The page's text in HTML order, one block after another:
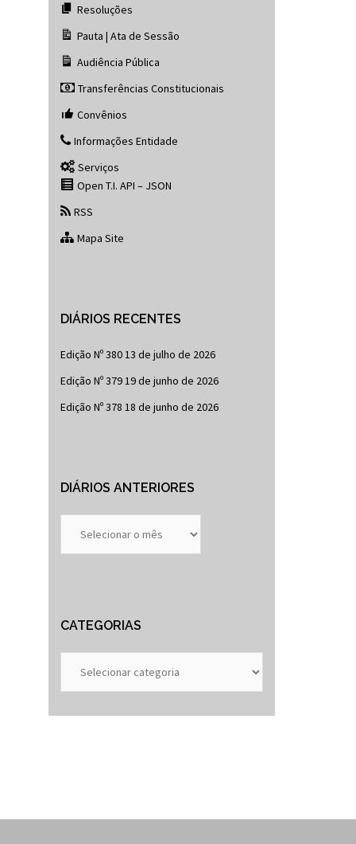
Resoluções
Pauta | Ata de Sessão
Audiência Pública
Transferências Constitucionais
Convênios
Informações Entidade
Serviços
Open T.I. API – JSON
RSS
Mapa Site
DIÁRIOS RECENTES
Edição Nº 38013 de julho de 2026
Edição Nº 37919 de junho de 2026
Edição Nº 378 18 de junho de 2026
DIÁRIOS ANTERIORES
Anteriores
CATEGORIAS